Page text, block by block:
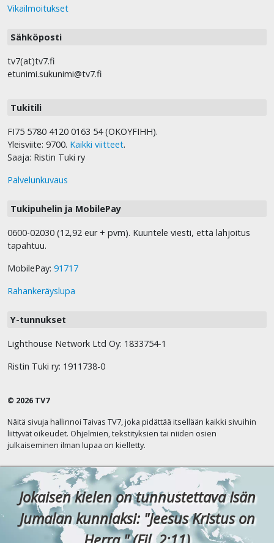
Vikailmoitukset
Sähköposti
tv7(at)tv7.fi
etunimi.sukunimi@tv7.fi
Tukitili
FI75 5780 4120 0163 54 (OKOYFIHH).
Yleisviite: 9700. Kaikki viitteet.
Saaja: Ristin Tuki ry
Palvelunkuvaus
Tukipuhelin ja MobilePay
0600-02030 (12,92 eur + pvm). Kuuntele viesti, että lahjoitus
tapahtuu.
MobilePay: 91717
Rahankeräyslupa
Y-tunnukset
Lighthouse Network Ltd Oy: 1833754-1
Ristin Tuki ry: 1911738-0
© 2026 TV7
Näitä sivuja hallinnoi Taivas TV7, joka pidättää itsellään kaikki sivuihin
liittyvät oikeudet. Ohjelmien, tekstityksien tai niiden osien
julkaiseminen ilman lupaa on kielletty.
Jokaisen kielen on tunnustettava Isän
Jumalan kunniaksi: "Jeesus Kristus on